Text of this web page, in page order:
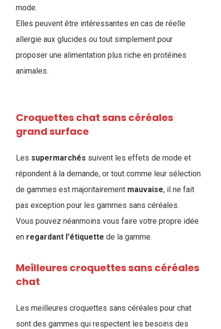
mode.
Elles peuvent être intéressantes en cas de réelle
allergie aux glucides ou tout simplement pour
proposer une alimentation plus riche en protéines
animales.
Croquettes chat sans céréales
grand surface
Les supermarchés suivent les effets de mode et
répondent à la demande, or tout comme leur sélection
de gammes est majoritairement mauvaise, il ne fait
pas exception pour les gammes sans céréales.
Vous pouvez néanmoins vous faire votre propre idée
en regardant l'étiquette de la gamme.
Meilleures croquettes sans céréales
chat
Les meilleures croquettes sans céréales pour chat
sont des gammes qui respectent les besoins des